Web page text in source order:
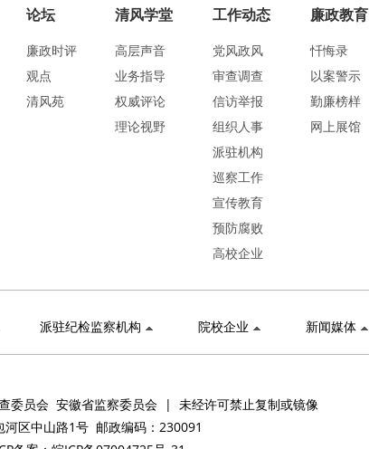
论坛
廉政时评
观点
清风苑
清风学堂
高层声音
业务指导
权威评论
理论视野
工作动态
党风政风
审查调查
信访举报
组织人事
派驻机构
巡察工作
宣传教育
预防腐败
高校企业
廉政教育
忏悔录
以案警示
勤廉榜样
网上展馆
派驻纪检监察机构 院校企业 新闻媒体
委员会 安徽省监察委员会 | 未经许可禁止复制或镜像
河区中山路1号 邮政编码：230091